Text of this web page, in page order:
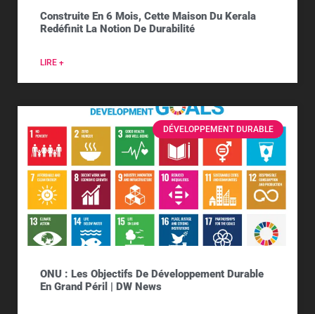
Construite En 6 Mois, Cette Maison Du Kerala
Redéfinit La Notion De Durabilité
LIRE +
DÉVELOPPEMENT DURABLE
ONU : Les Objectifs De Développement Durable
En Grand Péril | DW News